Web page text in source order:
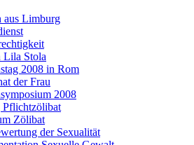
aus Limburg
Lila Stola
2008 in Rom
der Frau
2008
Pflichtzölibat
Zölibat
der Sexualität